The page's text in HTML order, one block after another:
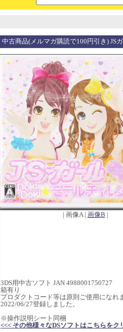
中古商品(メルマガ購読で100円引き) JS
| 画像A | 画像B |
3DS用中古ソフト JAN 4988001750727
箱有り
プロダクトコード等は原則ご使用になれ
2022/06/27登録しました。
※操作説明シート同梱
<<< その他様々なDSソフトはこちらを